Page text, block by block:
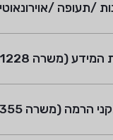
/אוירונאוטיקה
(משרה 1228)
(משרה 1355)